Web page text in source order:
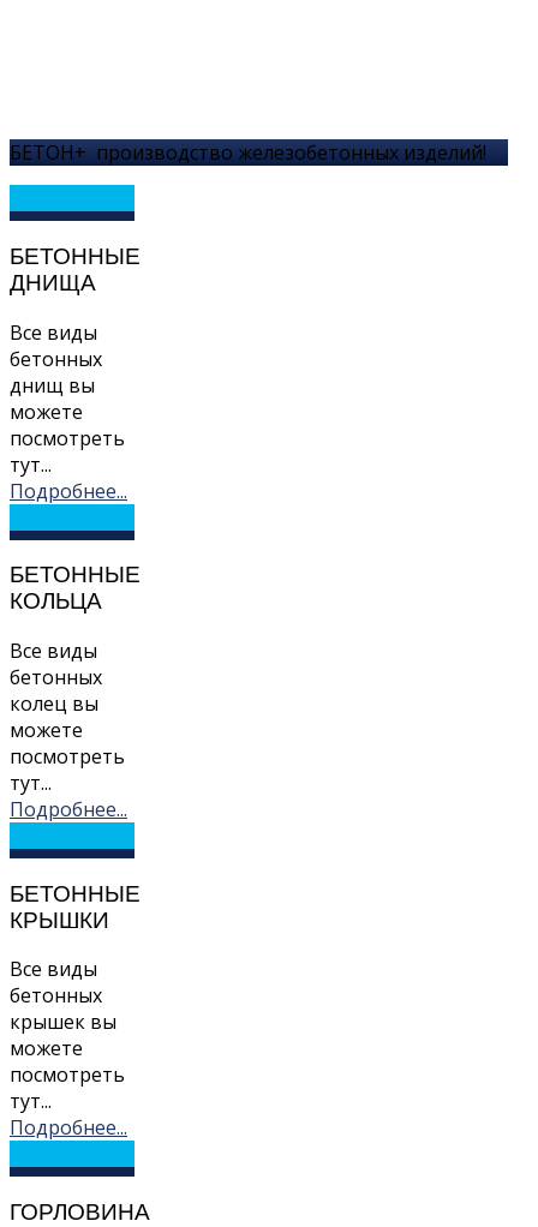
БЕТОН+ производство железобетонных изделий!
БЕТОННЫЕ
ДНИЩА
Все виды
бетонных
днищ вы
можете
посмотреть
тут...
Подробнее...
БЕТОННЫЕ
КОЛЬЦА
Все виды
бетонных
колец вы
можете
посмотреть
тут...
Подробнее...
БЕТОННЫЕ
КРЫШКИ
Все виды
бетонных
крышек вы
можете
посмотреть
тут...
Подробнее...
ГОРЛОВИНА